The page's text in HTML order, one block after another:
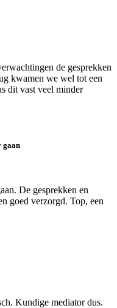
de gesprekken
kwamen we wel tot een
dit vast veel minder
gaan
De gesprekken en
goed verzorgd. Top, een
Kundige mediator dus.